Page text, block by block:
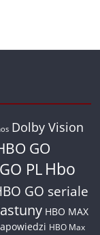
Dolby Vision
GO
PL Hbo
GO seriale
HBO MAX
HBO Max